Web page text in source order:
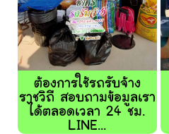
ต้องการใช้รถรับจ้าง
ราชวิถี สอบถามข้อมูลเรา
ได้ตลอดเวลา 24 ชม.
LINE...